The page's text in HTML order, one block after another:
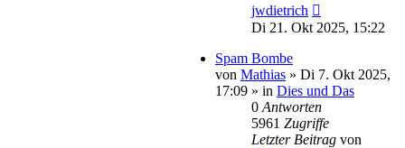
jwdietrich
Di 21. Okt 2025, 15:22
Spam Bombe
von Mathias » Di 7. Okt 2025,
17:09 » in Dies und Das
0 Antworten
5961 Zugriffe
Letzter Beitrag von